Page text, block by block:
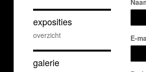
E-
exposities
overzicht
galerie